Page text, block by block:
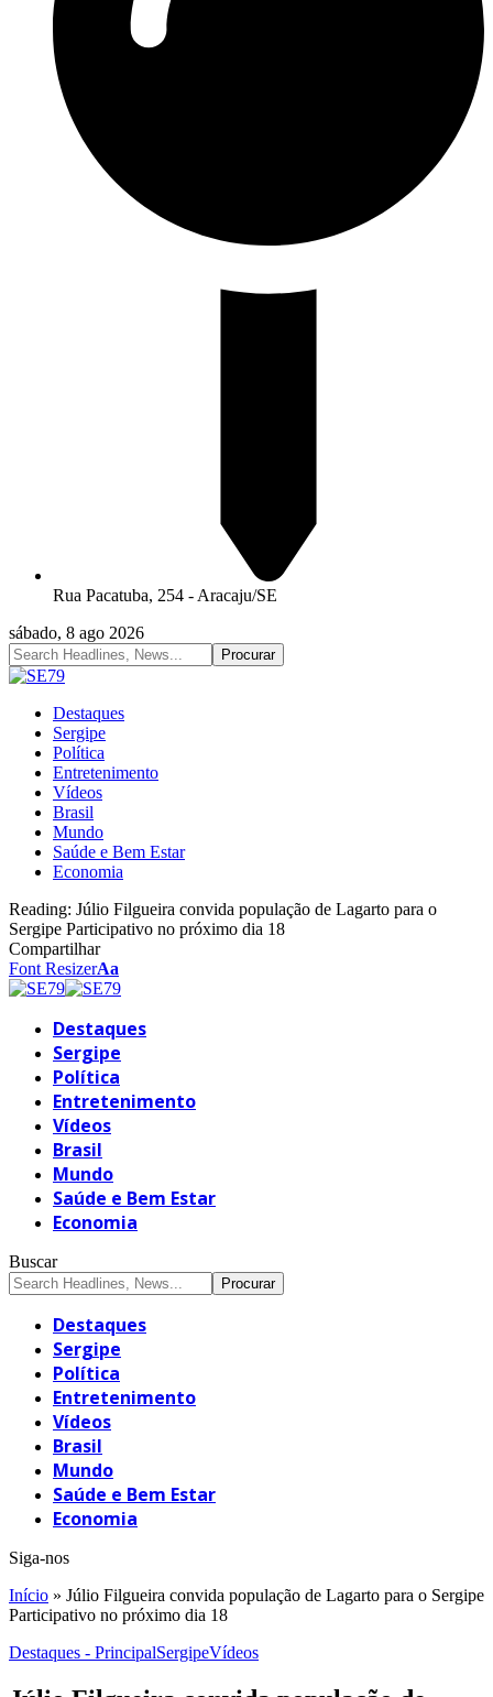
Rua Pacatuba, 254 - Aracaju/SE
sábado, 8 ago 2026
Destaques
Sergipe
Política
Entretenimento
Vídeos
Brasil
Mundo
Saúde e Bem Estar
Economia
Reading: Júlio Filgueira convida população de Lagarto para o
Sergipe Participativo no próximo dia 18
Compartilhar
Font ResizerAa
Destaques
Sergipe
Política
Entretenimento
Vídeos
Brasil
Mundo
Saúde e Bem Estar
Economia
Buscar
Destaques
Sergipe
Política
Entretenimento
Vídeos
Brasil
Mundo
Saúde e Bem Estar
Economia
Siga-nos
Início » Júlio Filgueira convida população de Lagarto para o Sergipe
Participativo no próximo dia 18
Destaques - PrincipalSergipeVídeos